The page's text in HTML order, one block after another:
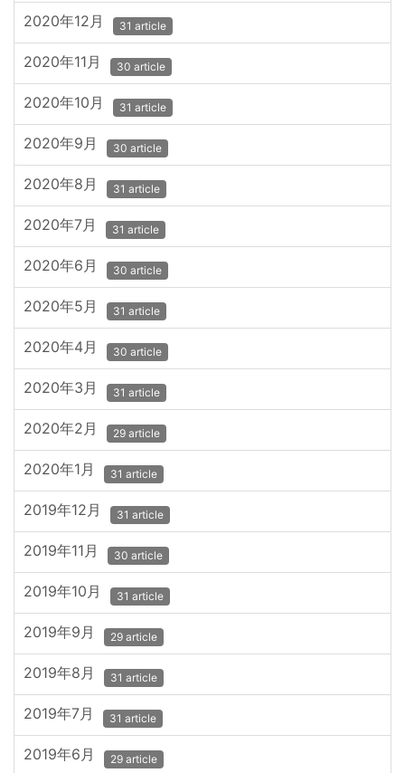
2020年12月 31 article
2020年11月 30 article
2020年10月 31 article
2020年9月 30 article
2020年8月 31 article
2020年7月 31 article
2020年6月 30 article
2020年5月 31 article
2020年4月 30 article
2020年3月 31 article
2020年2月 29 article
2020年1月 31 article
2019年12月 31 article
2019年11月 30 article
2019年10月 31 article
2019年9月 29 article
2019年8月 31 article
2019年7月 31 article
2019年6月 29 article